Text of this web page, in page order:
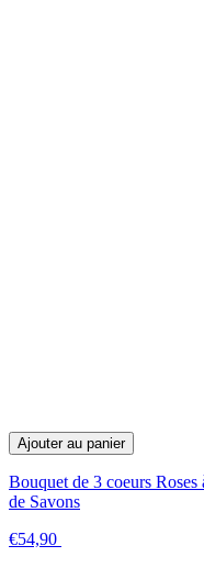
Ajouter au panier
Bouquet de 3 coeurs
de Savons
€54,90